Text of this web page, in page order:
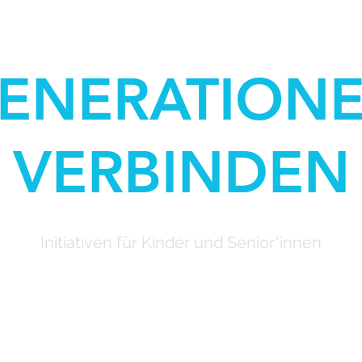
VERBINDEN
Initiativen für Kinder und Senior*innen